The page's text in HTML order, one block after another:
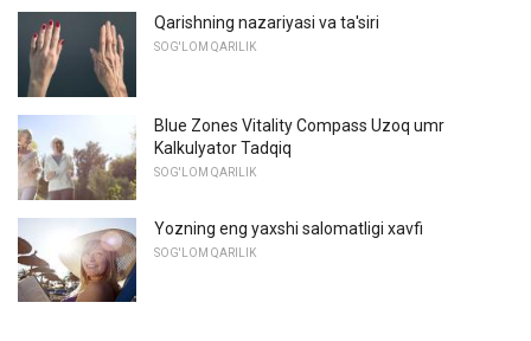
Qarishning nazariyasi va ta'siri
SOG'LOM QARILIK
Blue Zones Vitality Compass Uzoq umr
Kalkulyator Tadqiq
SOG'LOM QARILIK
Yozning eng yaxshi salomatligi xavfi
SOG'LOM QARILIK